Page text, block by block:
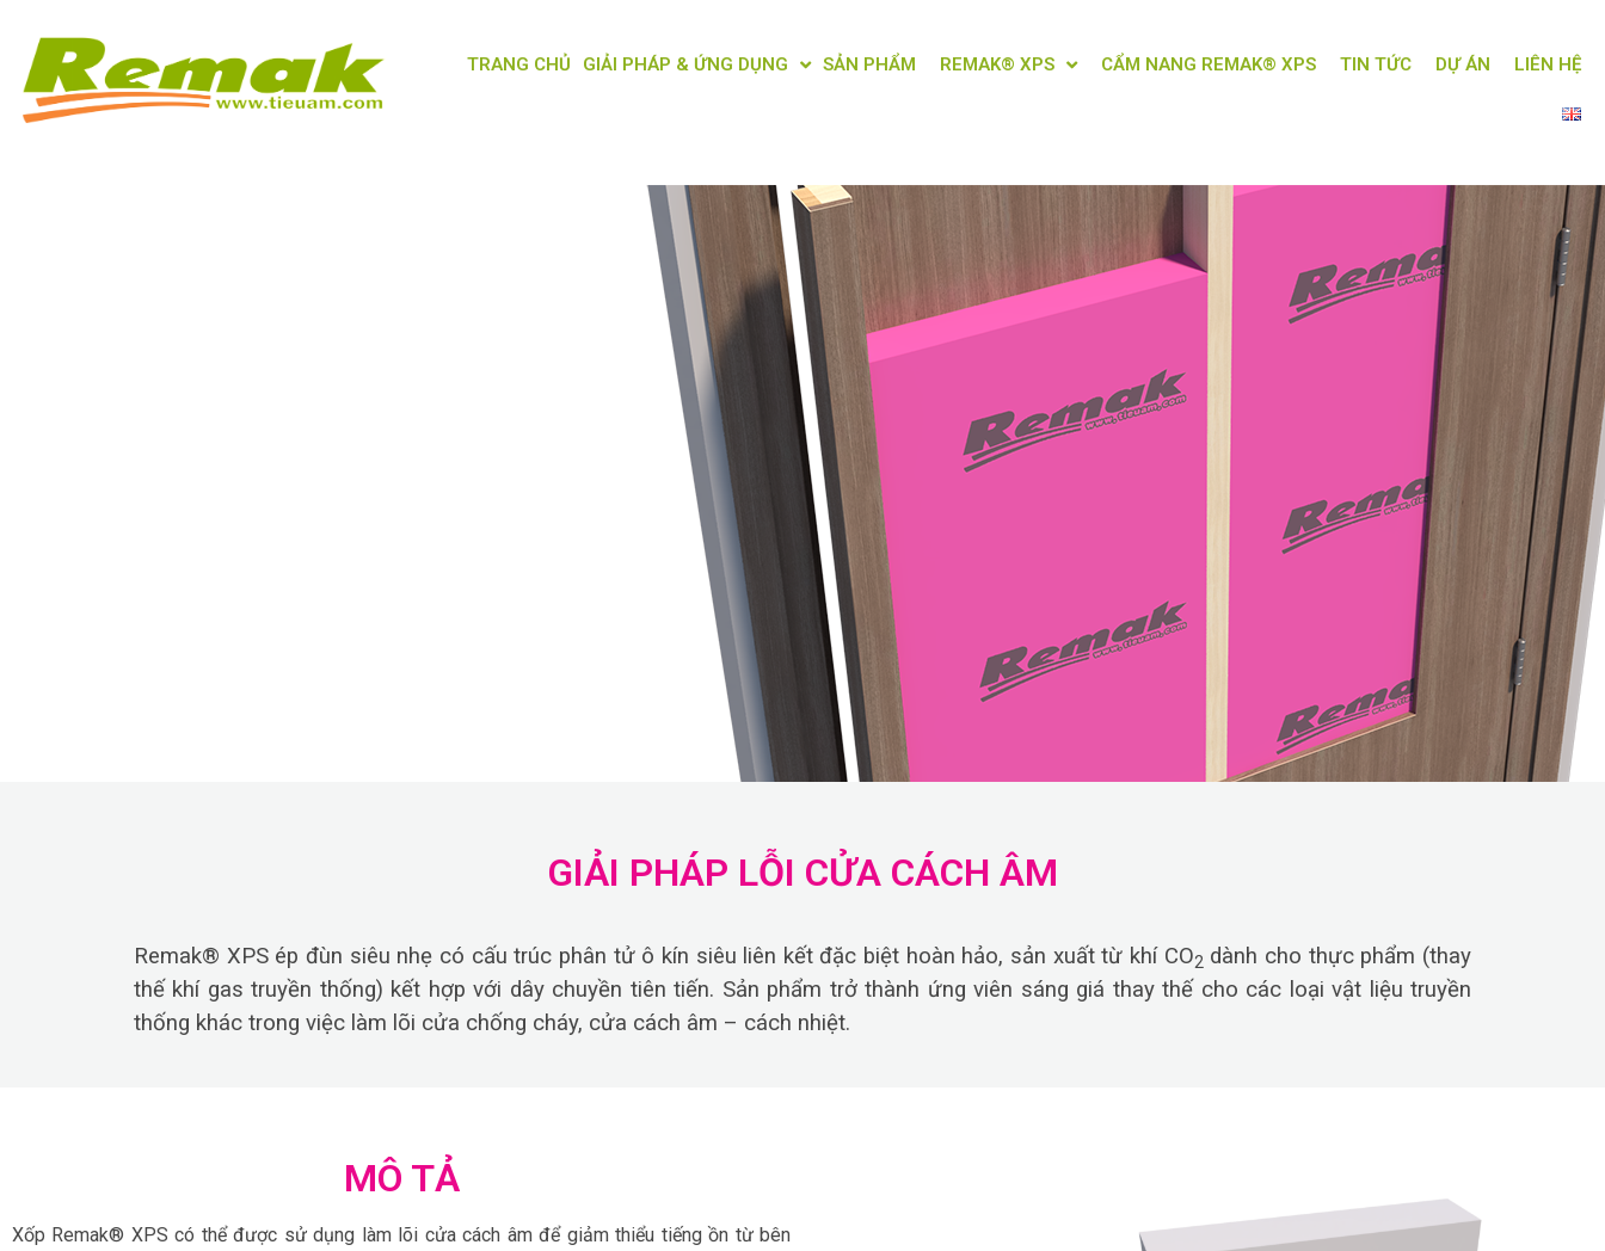
TRANG CHỦ GIẢI PHÁP & ỨNG DỤNG SẢN PHẨM REMAK® XPS CẨM NANG REMAK® XPS TIN TỨC DỰ ÁN LIÊN HỆ
GIẢI PHÁP LỖI CỬA CÁCH ÂM
Remak® XPS ép đùn siêu nhẹ có cấu trúc phân tử ô kín siêu liên kết đặc biệt hoàn hảo, sản xuất từ khí CO2 dành cho thực phẩm (thay
thế khí gas truyền thống) kết hợp với dây chuyền tiên tiến. Sản phẩm trở thành ứng viên sáng giá thay thế cho các loại vật liệu truyền
thống khác trong việc làm lõi cửa chống cháy, cửa cách âm – cách nhiệt.
MÔ TẢ
Xốp Remak® XPS có thể được sử dụng làm lõi cửa cách âm để giảm thiểu tiếng ồn từ bên